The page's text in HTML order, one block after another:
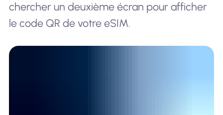
chercher un deuxième écran pour afficher
le code QR de votre eSIM.